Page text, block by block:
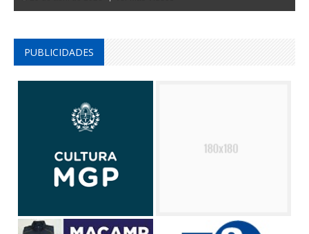
PUBLICIDADES